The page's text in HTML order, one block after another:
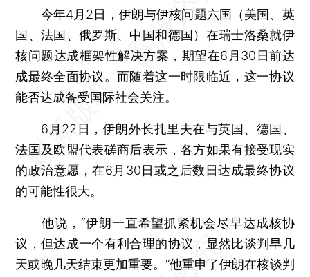
今年4月2日，伊朗与伊核问题六国（美国、英
国、法国、俄罗斯、中国和德国）在瑞士洛桑就伊
核问题达成框架性解决方案，期望在6月30日前达
成最终全面协议。而随着这一时限临近，这一协议
能否达成备受国际社会关注。
6月22日，伊朗外长扎里夫在与英国、德国、
法国及欧盟代表磋商后表示，各方如果有接受现实
的政治意愿，在6月30日或之后数日达成最终协议
的可能性很大。
他说，“伊朗一直希望抓紧机会尽早达成核协
议，但达成一个有利合理的协议，显然比谈判早几
天或晚几天结束更加重要。”他重申了伊朗在核谈判